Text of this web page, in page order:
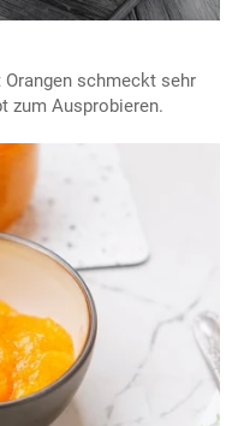
schmeckt sehr
zum Ausprobieren.